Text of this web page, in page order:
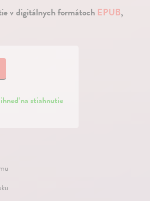
v digitálnych formátoch EPUB,
na stiahnutie